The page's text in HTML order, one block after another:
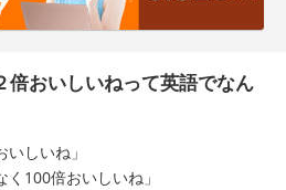
倍おいしいねって英語でなん
いしいね」
く100倍おいしいね」